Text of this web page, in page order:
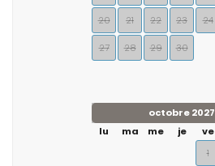
20 21 22 23 24
27 28 29 30
octobre 2027
lu
ma me je ve
1